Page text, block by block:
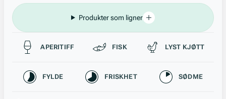
Produkter som ligner
Passer til
APERITIFF FISK LYST KJØTT
Karakteristikk
FYLDE FRISKHET SØDME